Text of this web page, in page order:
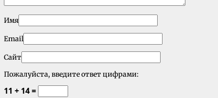
Имя
Email
Сайт
Пожалуйста, введите ответ цифрами:
11 + 14 =